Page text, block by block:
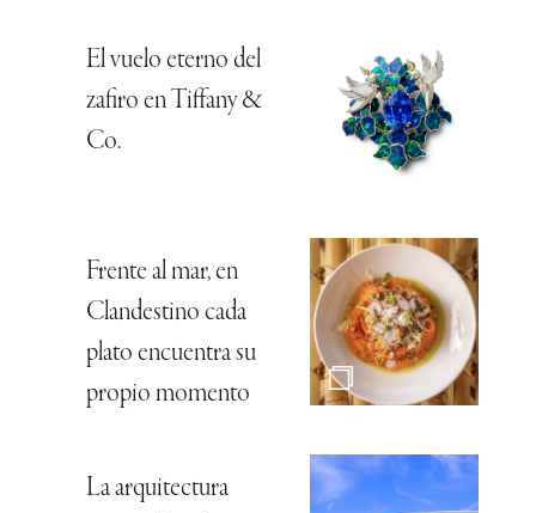
El vuelo eterno del
zafiro en Tiffany &
Co.
Frente al mar, en
Clandestino cada
plato encuentra su
propio momento
La arquitectura